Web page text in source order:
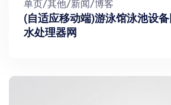
单页/其他/新闻/博客
(自适应移动端)游泳馆泳池设
水处理器网